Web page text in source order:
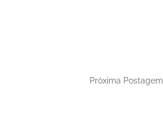
Próxima Postagem